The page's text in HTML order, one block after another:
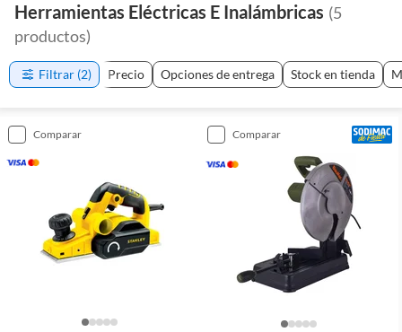
Herramientas Eléctricas E Inalámbricas (5
productos)
Filtrar (2) Precio Opciones de entrega Stock en tienda
comparar comparar